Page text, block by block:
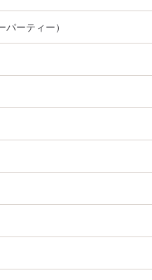
ーティー）